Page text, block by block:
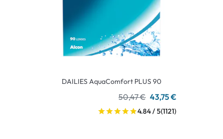
DAILIES AquaComfort PLUS 90
50,47 € 43,75 €
4.84 / 5(1121)